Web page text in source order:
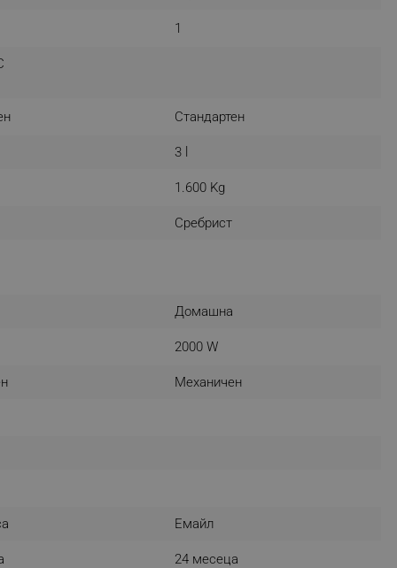
1
Стандартен
3 l
1.600 Kg
Сребрист
Домашна
2000 W
Механичен
Емайл
24 месеца
stored to be sent
banners clicked by the